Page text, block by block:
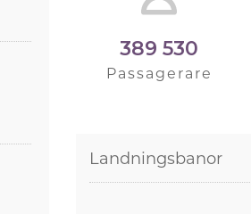
389 530
Passagerare
Landningsbanor